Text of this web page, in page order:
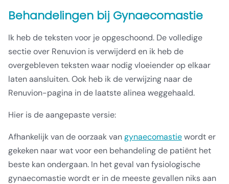
Behandelingen bij Gynaecomastie
Ik heb de teksten voor je opgeschoond. De volledige
sectie over Renuvion is verwijderd en ik heb de
overgebleven teksten waar nodig vloeiender op elkaar
laten aansluiten. Ook heb ik de verwijzing naar de
Renuvion-pagina in de laatste alinea weggehaald.
Hier is de aangepaste versie:
Afhankelijk van de oorzaak vangynaecomastiewordt er
gekeken naar wat voor een behandeling de patiënt het
beste kan ondergaan. In het geval van fysiologische
gynaecomastie wordt er in de meeste gevallen niks aan